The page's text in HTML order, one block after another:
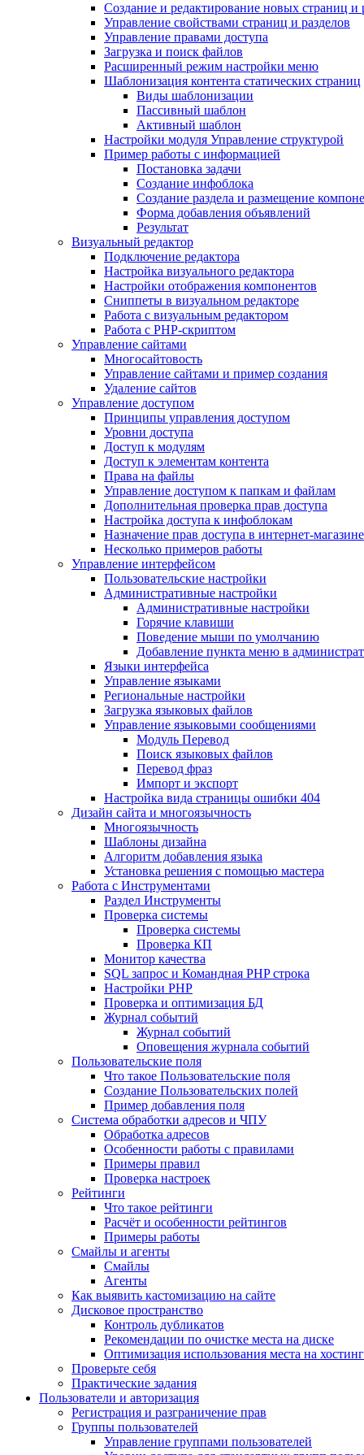
Создание и редактирование новых страниц и
Управление свойствами страниц и разделов
Управление правами доступа
Загрузка и поиск файлов
Расширенный режим настройки меню
Шаблонизация контента статических страниц
Виды шаблонизации
Пассивный шаблон
Активный шаблон
Настройки модуля Управление структурой
Пример работы с информацией
Постановка задачи
Создание инфоблока
Создание раздела и размещение
Форма добавления объявлений
Результат
Визуальный редактор
Подключение редактора
Настройка визуального редактора
Настройки отображения компонентов
Сниппеты в визуальном редакторе
Работа с визуальным редактором
Работа с PHP-скриптом
Управление сайтами
Многосайтовость
Управление сайтами и пример создания
Удаление сайтов
Управление доступом
Принципы управления доступом
Уровни доступа
Доступ к модулям
Доступ к элементам контента
Права на файлы
Управление доступом к папкам и файлам
Дополнительная проверка прав доступа
Настройка доступа к инфоблокам
Назначение прав доступа в интернет-магазине
Несколько примеров работы
Управление интерфейсом
Пользовательские настройки
Административные настройки
Административные настройки
Горячие клавиши
Поведение мыши по умолчанию
Добавление пункта меню в
Языки интерфейса
Управление языками
Региональные настройки
Загрузка языковых файлов
Управление языковыми сообщениями
Mодуль Перевод
Поиск языковых файлов
Перевод фраз
Импорт и экспорт
Настройка вида страницы ошибки 404
Дизайн сайта и многоязычность
Многоязычность
Шаблоны дизайна
Алгоритм добавления языка
Установка решения с помощью мастера
Работа с Инструментами
Раздел Инструменты
Проверка системы
Проверка системы
Проверка КП
Монитор качества
SQL запрос и Командная PHP строка
Настройки PHP
Проверка и оптимизация БД
Журнал событий
Журнал событий
Оповещения журнала событий
Пользовательские поля
Что такое Пользовательские поля
Создание Пользовательских полей
Пример добавления поля
Система обработки адресов и ЧПУ
Обработка адресов
Особенности работы с правилами
Примеры правил
Проверка настроек
Рейтинги
Что такое рейтинги
Расчёт и особенности рейтингов
Примеры работы
Смайлы и агенты
Смайлы
Агенты
Как выявить кастомизацию на сайте
Дисковое пространство
Контроль дубликатов
Рекомендации по очистке места на диске
Оптимизация использования места на
Проверьте себя
Практические задания
Пользователи и авторизация
Регистрация и разграничение прав
Группы пользователей
Управление группами пользователей